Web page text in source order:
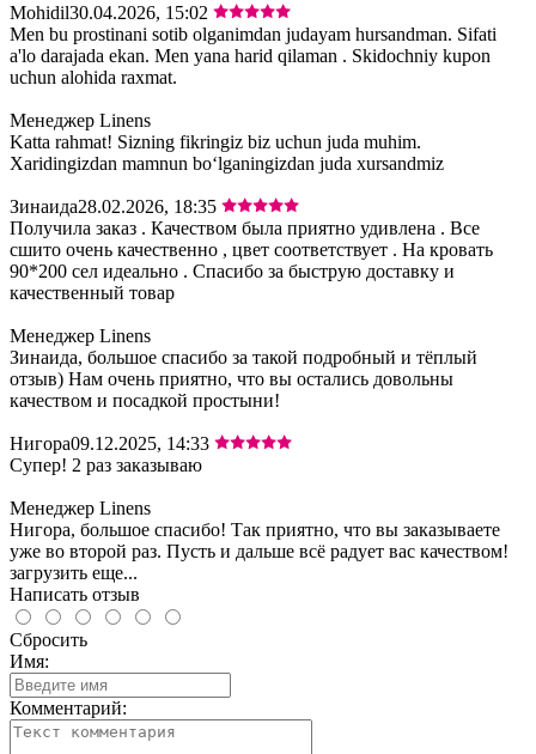
Mohidil30.04.2026, 15:02
Men bu prostinani sotib olganimdan judayam hursandman. Sifati
a'lo darajada ekan. Men yana harid qilaman . Skidochniy kupon
uchun alohida raxmat.
Менеджер Linens
Katta rahmat! Sizning fikringiz biz uchun juda muhim.
Xaridingizdan mamnun bo‘lganingizdan juda xursandmiz
Зинаида28.02.2026, 18:35
Получила заказ . Качеством была приятно удивлена . Все
сшито очень качественно , цвет соответствует . На кровать
90*200 сел идеально . Спасибо за быструю доставку и
качественный товар
Менеджер Linens
Зинаида, большое спасибо за такой подробный и тёплый
отзыв) Нам очень приятно, что вы остались довольны
качеством и посадкой простыни!
Нигора09.12.2025, 14:33
Супер! 2 раз заказываю
Менеджер Linens
Нигора, большое спасибо! Так приятно, что вы заказываете
уже во второй раз. Пусть и дальше всё радует вас качеством!
загрузить еще...
Написать отзыв
Сбросить
Имя:
Комментарий: